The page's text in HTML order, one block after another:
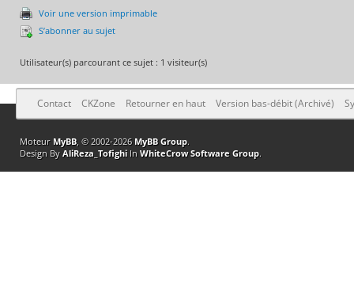
Voir une version imprimable
S’abonner au sujet
Utilisateur(s) parcourant ce sujet : 1 visiteur(s)
Contact CKZone Retourner en haut Version bas-débit (Archivé)
Moteur MyBB, © 2002-2026 MyBB Group.
Design By AliReza_TofighiIn WhiteCrow Software Group.